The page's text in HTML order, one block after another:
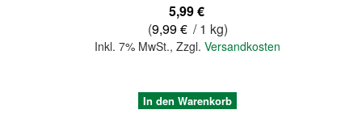
5,99 €
(9,99 € / 1 kg)
Inkl. 7% MwSt.,Zzgl.Versandkosten
In den Warenkorb